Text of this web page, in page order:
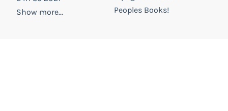
Show more...
Peoples Books!